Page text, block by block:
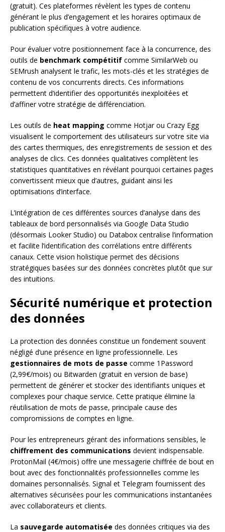
(gratuit). Ces plateformes révèlent les types de contenu
générant le plus d’engagement et les horaires optimaux de
publication spécifiques à votre audience.
Pour évaluer votre positionnement face à la concurrence, des
outils de benchmark compétitif comme SimilarWeb ou
SEMrush analysent le trafic, les mots-clés et les stratégies de
contenu de vos concurrents directs. Ces informations
permettent d’identifier des opportunités inexploitées et
d’affiner votre stratégie de différenciation.
Les outils de heat mapping comme Hotjar ou Crazy Egg
visualisent le comportement des utilisateurs sur votre site via
des cartes thermiques, des enregistrements de session et des
analyses de clics. Ces données qualitatives complètent les
statistiques quantitatives en révélant pourquoi certaines pages
convertissent mieux que d’autres, guidant ainsi les
optimisations d’interface.
L’intégration de ces différentes sources d’analyse dans des
tableaux de bord personnalisés via Google Data Studio
(désormais Looker Studio) ou Databox centralise l’information
et facilite l’identification des corrélations entre différents
canaux. Cette vision holistique permet des décisions
stratégiques basées sur des données concrètes plutôt que sur
des intuitions.
Sécurité numérique et protection
des données
La protection des données constitue un fondement souvent
négligé d’une présence en ligne professionnelle. Les
gestionnaires de mots de passe comme 1Password
(2,99€/mois) ou Bitwarden (gratuit en version de base)
permettent de générer et stocker des identifiants uniques et
complexes pour chaque service. Cette pratique élimine la
réutilisation de mots de passe, principale cause des
compromissions de comptes en ligne.
Pour les entrepreneurs gérant des informations sensibles, le
chiffrement des communications devient indispensable.
ProtonMail (4€/mois) offre une messagerie chiffrée de bout en
bout avec des fonctionnalités professionnelles comme les
domaines personnalisés. Signal et Telegram fournissent des
alternatives sécurisées pour les communications instantanées
avec collaborateurs et clients.
La sauvegarde automatisée des données critiques via des